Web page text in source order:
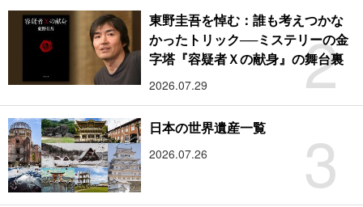
2
東野圭吾を悼む：誰も考えつかな
かったトリック──ミステリーの金
字塔『容疑者Ｘの献身』の舞台裏
2026.07.29
3
日本の世界遺産一覧
2026.07.26